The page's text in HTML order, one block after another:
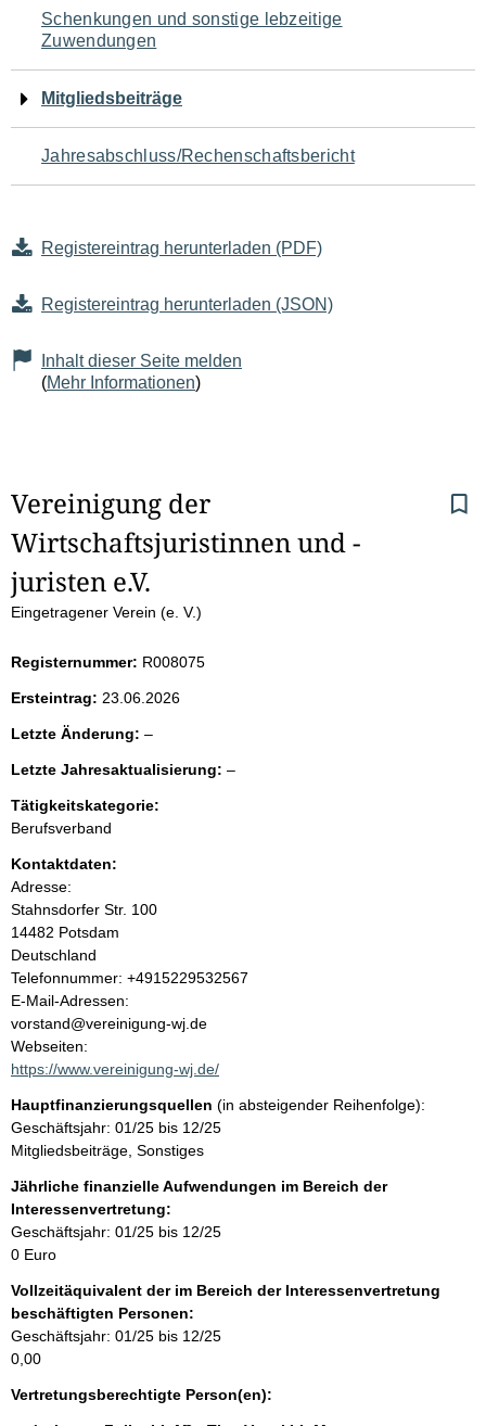
Schenkungen und sonstige lebzeitige
Zuwendungen
Mitgliedsbeiträge
Jahresabschluss/Rechenschaftsbericht
Registereintrag herunterladen (PDF)
Registereintrag herunterladen (JSON)
Inhalt dieser Seite melden
(Mehr Informationen)
S
e
i
e
n
i
n
h
a
l
t
Vereinigung der
Wirtschaftsjuristinnen und -
juristen e.V.
Eingetragener Verein (e. V.)
Registernummer: R008075
Ersteintrag: 23.06.2026
Letzte Änderung: –l
e
r
Letzte Jahresaktualisierung: –l
Tätigkeitskategorie:
Berufsverband
Kontaktdaten:
Adresse:
Stahnsdorfer Str. 100
14482 Potsdam
Deutschland
K
o
n
t
a
t
i
n
f
o
r
m
t
i
o
n
e
Telefonnummer: +4915229532567
E-Mail-Adressen:
vorstand@vereinigung-wj.de
Webseiten:
https://www.vereinigung-wj.de/
Hauptfinanzierungsquellen (in absteigender Reihenfolge):
Geschäftsjahr: 01/25 bis 12/25
Mitgliedsbeiträge, Sonstiges
Jährliche finanzielle Aufwendungen im Bereich der
Interessenvertretung:
Geschäftsjahr: 01/25 bis 12/25
0 Euro
Vollzeitäquivalent der im Bereich der Interessenvertretung
beschäftigten Personen:
Geschäftsjahr: 01/25 bis 12/25
0,00
Vertretungsberechtigte Person(en):